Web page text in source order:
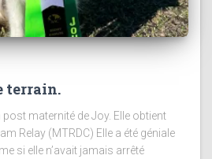
terrain.
maternité de Joy. Elle obtient
Relay (MTRDC) Elle a été géniale
si elle n’avait jamais arrêté